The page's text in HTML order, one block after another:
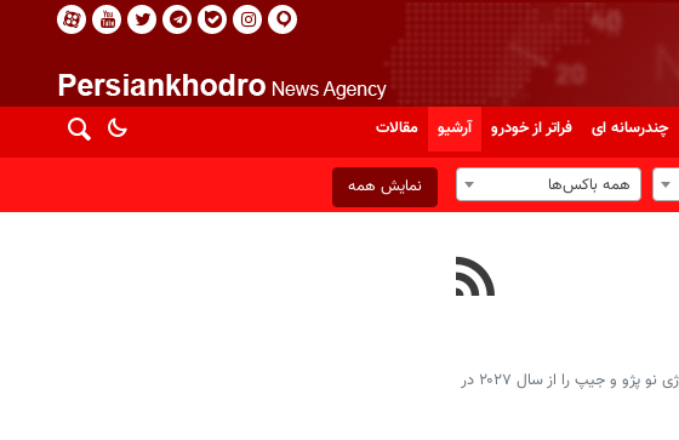
چندرسانه ای فراتر از خودرو آرشیو مقالات
همه باکس‌ها نمایش همه
استلانتیس و دانگ‌فنگ با امضای توافقی جدید، قصد دارند با سرمایه‌گذاری ۱.۱۸ میلیارد دلاری تولید خودروهای انرژی نو پژو و جیپ را از سال ۲۰۲۷ در